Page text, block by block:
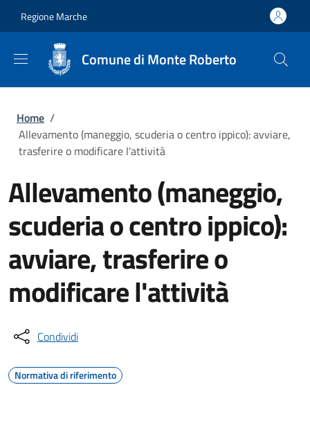
Regione Marche
Comune di Monte Roberto
Briciole di pane
Home /
Allevamento (maneggio, scuderia o centro ippico): avviare,
trasferire o modificare l'attività
Allevamento (maneggio,
scuderia o centro ippico):
avviare, trasferire o
modificare l'attività
Condividi
Normativa di riferimento